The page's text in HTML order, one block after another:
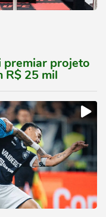
premiar projeto
R$ 25 mil